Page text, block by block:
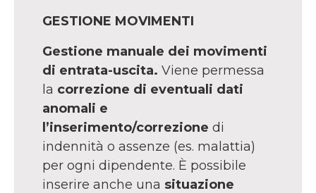
GESTIONE MOVIMENTI
Gestione manuale dei movimenti
di entrata-uscita. Viene permessa
la correzione di eventuali dati
anomali e
l’inserimento/correzione di
indennità o assenze (es. malattia)
per ogni dipendente. È possibile
inserire anche una situazione